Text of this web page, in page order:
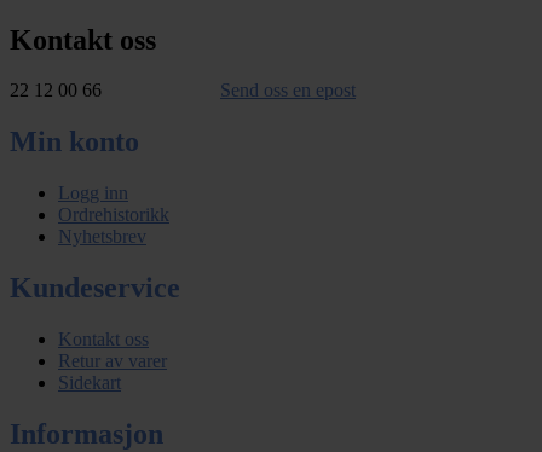
Kontakt oss
22 12 00 66 Send oss en epost
Min konto
Logg inn
Ordrehistorikk
Nyhetsbrev
Kundeservice
Kontakt oss
Retur av varer
Sidekart
Informasjon